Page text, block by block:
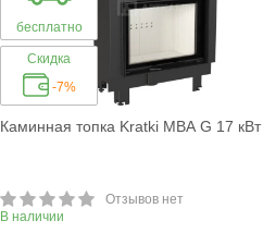
бесплатно
Скидка
-7%
Каминная топка Kratki MBA G 17 кВт
Отзывов нет
В наличии